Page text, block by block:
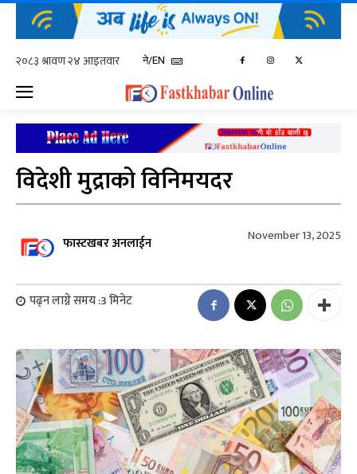
ने/EN
विदेशी मुद्राको विनिमयदर
फास्टखबर अनलाईन November 13, 2025
पढ्न लाग्ने समय :3मिनेट